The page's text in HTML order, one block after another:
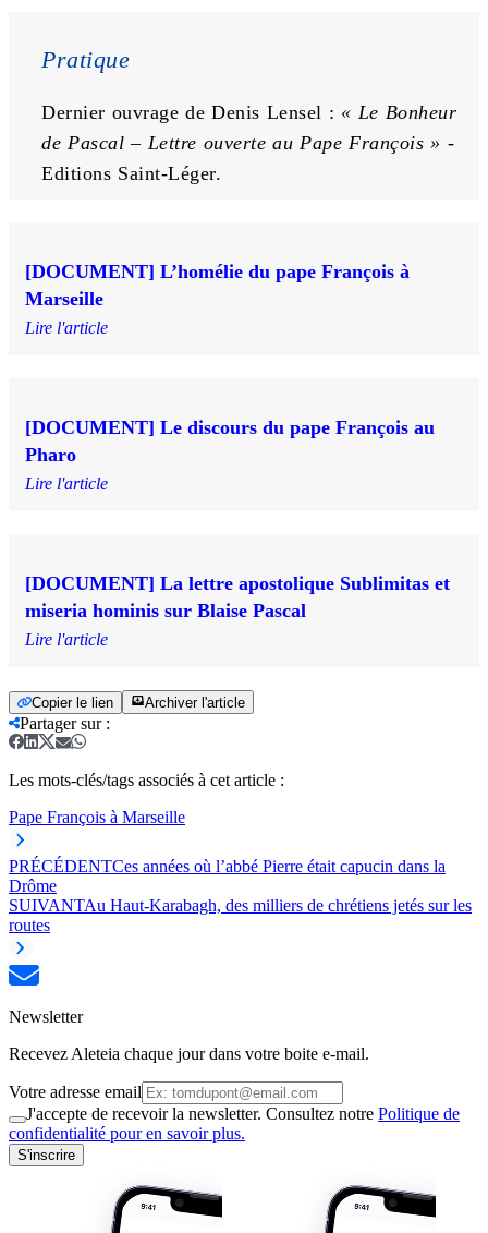
Pratique
Dernier ouvrage de Denis Lensel : « Le Bonheur
de Pascal – Lettre ouverte au Pape François » -
Editions Saint-Léger.
[DOCUMENT] L’homélie du pape François à
Marseille
Lire l'article
[DOCUMENT] Le discours du pape François au
Pharo
Lire l'article
[DOCUMENT] La lettre apostolique Sublimitas et
miseria hominis sur Blaise Pascal
Lire l'article
Copier le lien Archiver l'article
Partager sur:
Les mots-clés/tags associés à cet article :
Pape François à Marseille
PRÉCÉDENTCes années où l’abbé Pierre était capucin dans la
Drôme
SUIVANTAu Haut-Karabagh, des milliers de chrétiens jetés sur les
routes
Newsletter
Recevez Aleteia chaque jour dans votre boite e-mail.
Votre adresse email
J'accepte de recevoir la newsletter. Consultez notre Politique de
confidentialité pour en savoir plus.
S'inscrire